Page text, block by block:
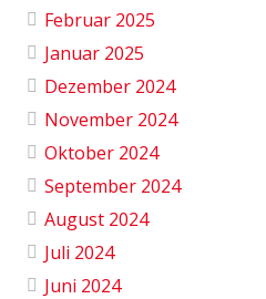
Februar 2025
Januar 2025
Dezember 2024
November 2024
Oktober 2024
September 2024
August 2024
Juli 2024
Juni 2024